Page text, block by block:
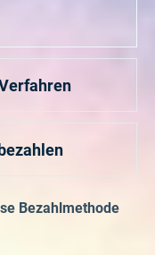
Bezahlmethode